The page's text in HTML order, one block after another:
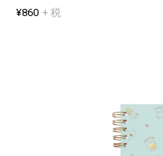
¥860 + 税